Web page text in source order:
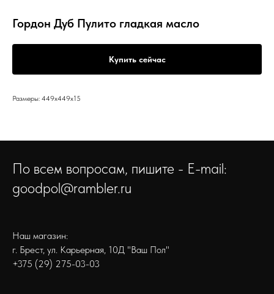
Гордон Дуб Пулито гладкая масло
Купить сейчас
Размеры: 449x449x15
По всем вопросам, пишите - E-mail:
goodpol@rambler.ru
Наш магазин:
г. Брест, ул. Карьерная, 10Д "Ваш Пол"
+375 (29) 275-03-03